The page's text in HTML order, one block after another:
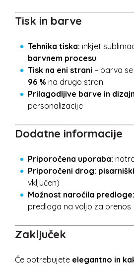
Tisk in barve
Tehnika tiska: inkjet
barvnem procesu
Tisk na eni strani – barva
96 % na drugo stran
Prilagodljive barve in dizajn
personalizacije
Dodatne informacije
Priporočena uporaba:
Priporočeni drog:
vključen)
Možnost naročila predloge:
predloga na voljo za prenos
Zaključek
Če potrebujete elegantno in